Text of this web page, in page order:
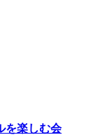
を楽しむ会